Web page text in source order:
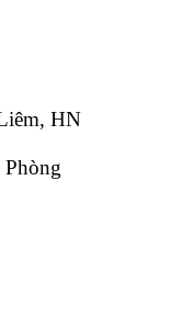
Từ Liêm, HN